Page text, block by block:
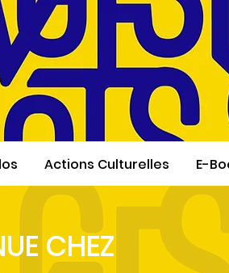
Actions Culturelles E-
CHEZ